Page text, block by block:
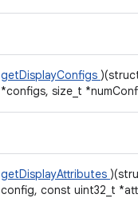
getDisplayConfigs
*configs, size_t
getDisplayAttributes
config, const uint32_t